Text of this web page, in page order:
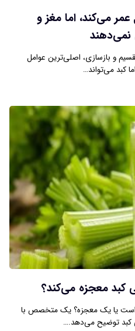
می‌کند، اما مغز و
نمی‌دهند
و بازسازی، اصلی‌ترین عوامل
کبد می‌تواند…
کبد معجزه می‌کند؟
است یا یک معجزه؟ یک متخصص با
کبد توضیح می‌دهد.…